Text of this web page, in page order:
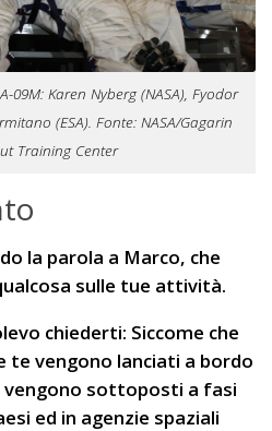
09M: Karen Nyberg (NASA), Fyodor
(ESA). Fonte: NASA/Gagarin
Training Center
la parola a Marco, che
sulle tue attività.
chiederti: Siccome che
te vengono lanciati a bordo
vengono sottoposti a fasi
ed in agenzie spaziali